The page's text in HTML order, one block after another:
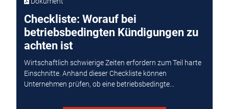
Checkliste: Worauf bei
betriebsbedingten Kündigungen zu
achten ist
Wirtschaftlich schwierige Zeiten erfordern zum Teil harte
Einschnitte. Anhand dieser Checkliste können
Unternehmen prüfen, ob eine betriebsbedingte...